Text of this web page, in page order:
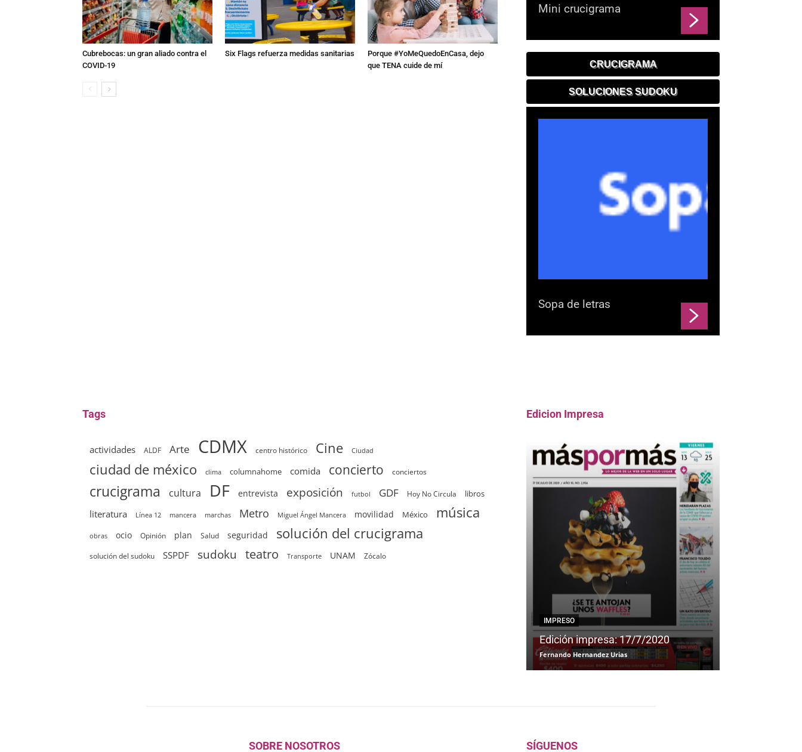
Cubrebocas: un gran aliado contra el
COVID-19
Six Flags refuerza medidas sanitarias
Porque #YoMeQuedoEnCasa, dejo
que TENA cuide de mí
Mini crucigrama
CRUCIGRAMA
SOLUCIONES SUDOKU
Sopa de letras
Tags
actividades ALDF Arte CDMX centro histórico Cine Ciudad
ciudad de méxico clima columnahome comida concierto conciertos
crucigrama cultura DF entrevista exposición futbol GDF Hoy No Circula libros
literatura Línea 12 mancera marchas Metro Miguel Ángel Mancera movilidad México música
obras ocio Opinión plan Salud seguridad solución del crucigrama
solución del sudoku SSPDF sudoku teatro Transporte UNAM Zócalo
Edicion Impresa
IMPRESO
Edición impresa: 17/7/2020
Fernando Hernandez Urias
SOBRE NOSOTROS SÍGUENOS